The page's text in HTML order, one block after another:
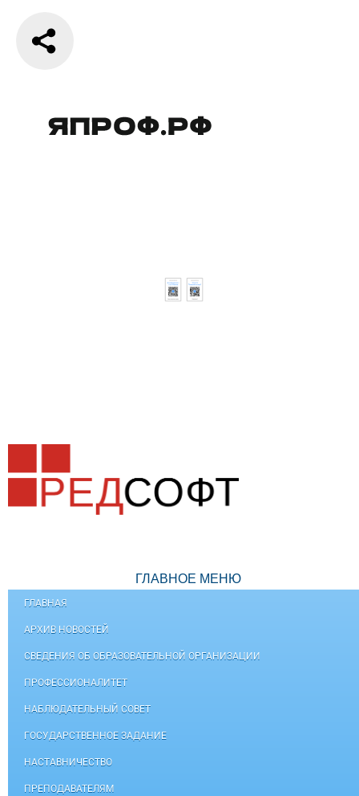
ГЛАВНОЕ МЕНЮ
ГЛАВНАЯ
АРХИВ НОВОСТЕЙ
СВЕДЕНИЯ ОБ ОБРАЗОВАТЕЛЬНОЙ ОРГАНИЗАЦИИ
ПРОФЕССИОНАЛИТЕТ
НАБЛЮДАТЕЛЬНЫЙ СОВЕТ
ГОСУДАРСТВЕННОЕ ЗАДАНИЕ
НАСТАВНИЧЕСТВО
ПРЕПОДАВАТЕЛЯМ